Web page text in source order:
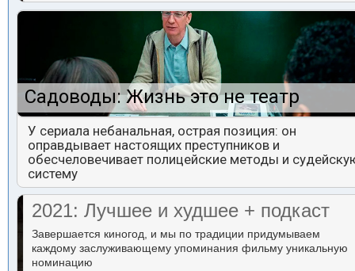
Садоводы: Жизнь это не театр
У сериала небанальная, острая позиция: он
оправдывает настоящих преступников и
обесчеловечивает полицейские методы и
систему
2021: Лучшее и худшее + подкаст
Завершается киногод, и мы по традиции придумываем
каждому заслуживающему упоминания фильму уникальную
номинацию